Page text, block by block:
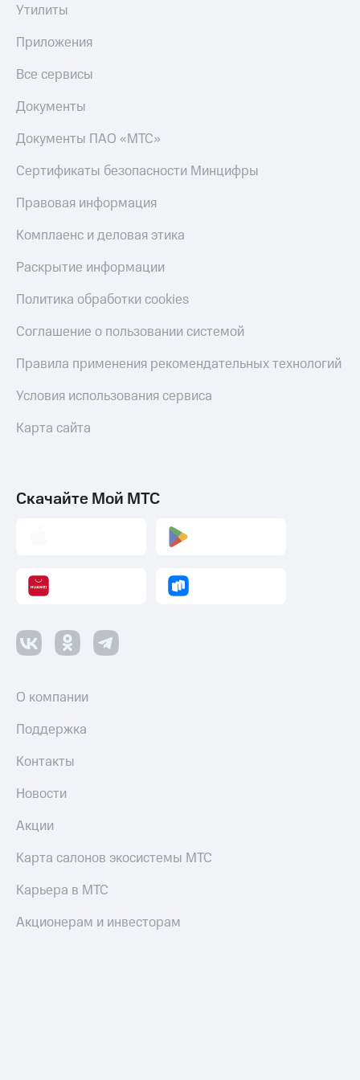
Утилиты
Приложения
Все сервисы
Документы
Документы ПАО «МТС»
Сертификаты безопасности Минцифры
Правовая информация
Комплаенс и деловая этика
Раскрытие информации
Политика обработки cookies
Соглашение о пользовании системой
Правила применения рекомендательных технологий
Условия использования сервиса
Карта сайта
Скачайте Мой МТС
О компании
Поддержка
Контакты
Новости
Акции
Карта салонов экосистемы МТС
Карьера в МТС
Акционерам и инвесторам